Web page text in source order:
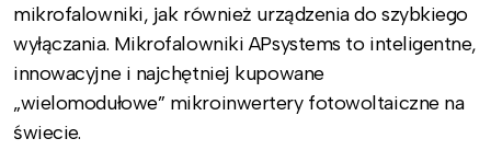
mikrofalowniki, jak również urządzenia do szybkiego
wyłączania. Mikrofalowniki APsystems to inteligentne,
innowacyjne i najchętniej kupowane
„wielomodułowe” mikroinwertery fotowoltaiczne na
świecie.